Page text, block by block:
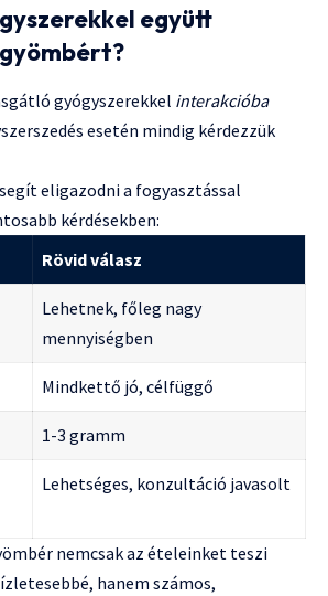
együtt
gyógyszerekkel interakcióba
esetén mindig kérdezzük
eligazodni a fogyasztással
kérdésekben:
Rövid válasz
Lehetnek, főleg nagy
mennyiségben
Mindkettő jó, célfüggő
1-3 gramm
Lehetséges, konzultáció javasolt
nemcsak az ételeinket teszi
hanem számos,